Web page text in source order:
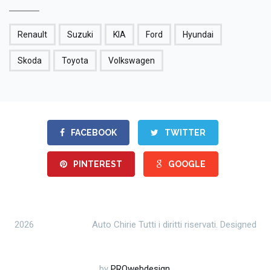
Renault Suzuki KIA Ford Hyundai
Skoda Toyota Volkswagen
FACEBOOK TWITTER
PINTEREST GOOGLE
2026 Auto Chirie Tutti i diritti riservati. Designed